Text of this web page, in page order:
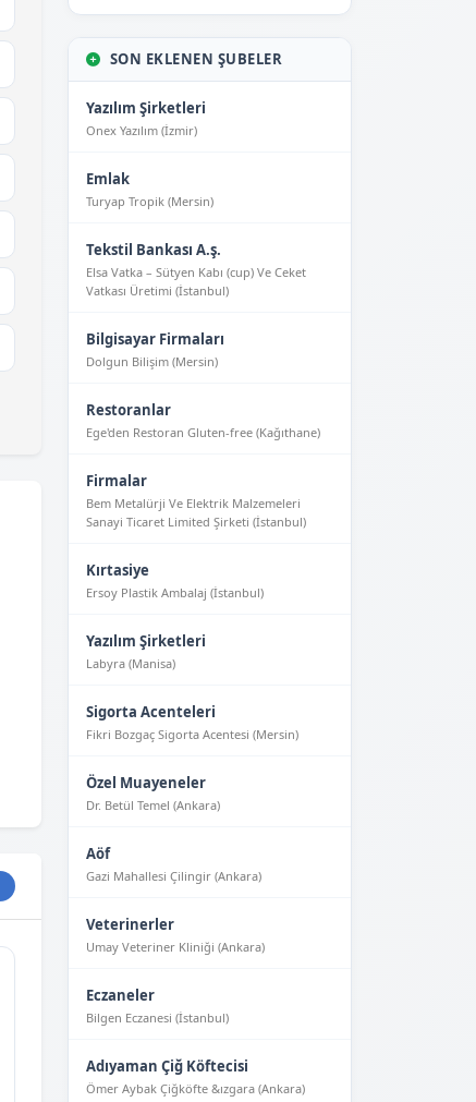
SON EKLENEN ŞUBELER
Yazılım Şirketleri
Onex Yazılım (İzmir)
Emlak
Turyap Tropik (Mersin)
Tekstil Bankası A.ş.
Elsa Vatka – Sütyen Kabı (cup) Ve Ceket
Vatkası Üretimi (İstanbul)
Bilgisayar Firmaları
Dolgun Bilişim (Mersin)
Restoranlar
Ege'den Restoran Gluten-free (Kağıthane)
Firmalar
Bem Metalürji Ve Elektrik Malzemeleri
Sanayi Ticaret Limited Şirketi (İstanbul)
Kırtasiye
Ersoy Plastik Ambalaj (İstanbul)
Yazılım Şirketleri
Labyra (Manisa)
Sigorta Acenteleri
Fikri Bozgaç Sigorta Acentesi (Mersin)
Özel Muayeneler
Dr. Betül Temel (Ankara)
Aöf
Gazi Mahallesi Çilingir (Ankara)
Veterinerler
Umay Veteriner Kliniği (Ankara)
Eczaneler
Bilgen Eczanesi (İstanbul)
Adıyaman Çiğ Köftecisi
Ömer Aybak Çiğköfte &ızgara (Ankara)